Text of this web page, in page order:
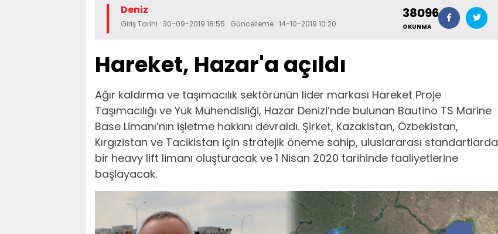
Deniz
Giriş Tarihi : 30-09-2019 18:55 Güncelleme : 14-10-2019 10:20
38096
OKUNMA
Hareket, Hazar'a açıldı
Ağır kaldırma ve taşımacılık sektörünün lider markası Hareket Proje
Taşımacılığı ve Yük Mühendisliği, Hazar Denizi’nde bulunan Bautino TS Marine
Base Limanı’nın işletme hakkını devraldı. Şirket, Kazakistan, Özbekistan,
Kırgızistan ve Tacikistan için stratejik öneme sahip, uluslararası standartlarda
bir heavy lift limanı oluşturacak ve 1 Nisan 2020 tarihinde faaliyetlerine
başlayacak.